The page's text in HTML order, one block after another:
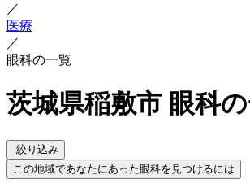
／
医療
／
眼科の一覧
茨城県稲敷市 眼科
絞り込み
この地域であなたにあった眼科を見つけるには